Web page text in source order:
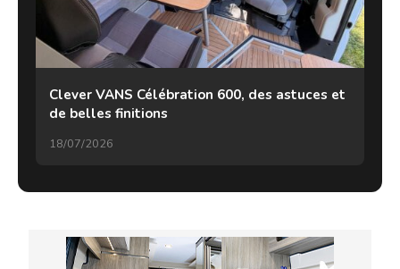
Clever VANS Célébration 600, des astuces et
de belles finitions
18/07/2026